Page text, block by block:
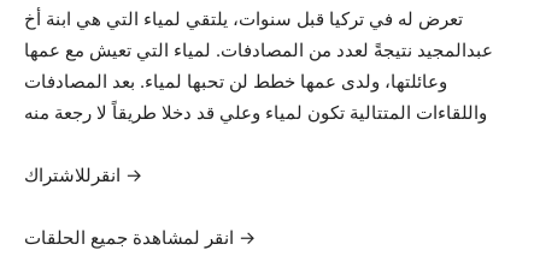
تعرض له في تركيا قبل سنوات، يلتقي لمياء التي هي ابنة أخ
عبدالمجيد نتيجةً لعدد من المصادفات. لمياء التي تعيش مع عمها
وعائلتها، ولدى عمها خطط لن تحبها لمياء. بعد المصادفات
واللقاءات المتتالية تكون لمياء وعلي قد دخلا طريقاً لا رجعة منه
انقرللاشتراك →
انقر لمشاهدة جميع الحلقات →